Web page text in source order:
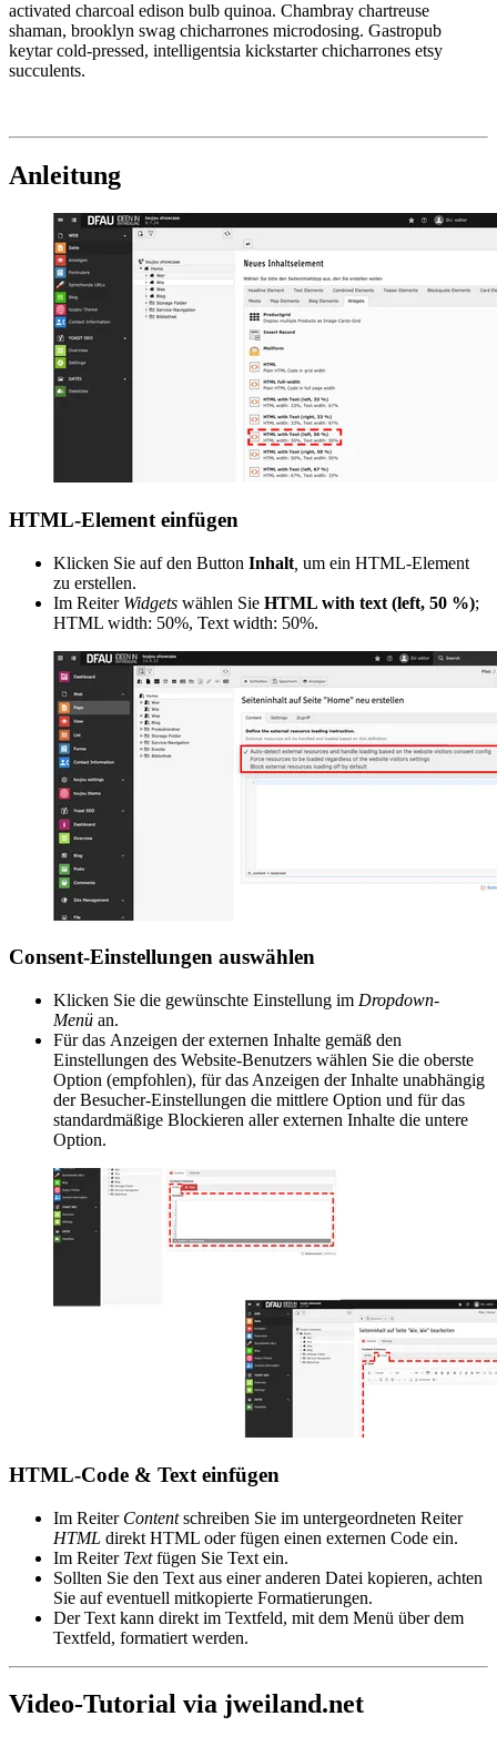
activated charcoal edison bulb quinoa. Chambray chartreuse
shaman, brooklyn swag chicharrones microdosing. Gastropub
keytar cold-pressed, intelligentsia kickstarter chicharrones etsy
succulents.
Anleitung
HTML-Element einfügen
Klicken Sie auf den Button Inhalt um ein HTML-Element
zu erstellen.
Im Reiter Widgets wählen Sie HTML with text (left, 50 %);
HTML width: 50%, Text width: 50%.
Consent-Einstellungen auswählen
Klicken Sie die gewünschte Einstellung im Dropdown-
Menü an.
Für das Anzeigen der externen Inhalte gemäß den
Einstellungen des Website-Benutzers wählen Sie die oberste
Option (empfohlen), für das Anzeigen der Inhalte unabhängig
der Besucher-Einstellungen die mittlere Option und für das
standardmäßige Blockieren aller externen Inhalte die untere
Option.
HTML-Code & Text einfügen
Im Reiter Contentschreiben Sie im untergeordneten Reiter
HTML direkt HTML oder fügen einen externen Code ein.
Im Reiter Textfügen Sie Text ein.
Sollten Sie den Text aus einer anderen Datei kopieren, achten
Sie auf eventuell mitkopierte Formatierungen.
Der Text kann direkt im Textfeld, mit dem Menü über dem
Textfeld, formatiert werden.
Video-Tutorial via jweiland.net